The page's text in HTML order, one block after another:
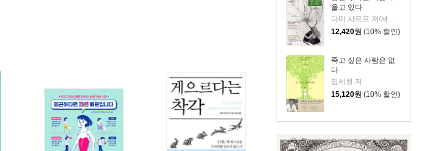
울고 있다
다미 샤르프 저/서유리 역
12,420원 (10% 할인)
죽고 싶은 사람은 없
다
임세원 저
15,120원 (10% 할인)